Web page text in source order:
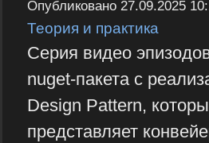
Опубликовано 27.09.2025
Теория и практика
Серия видео
nuget-пакета с
Design Pattern,
представляет